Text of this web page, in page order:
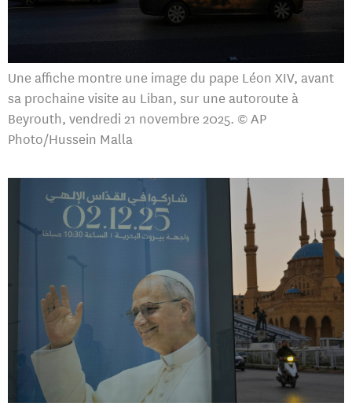
Une affiche montre une image du pape Léon XIV, avant
sa prochaine visite au Liban, sur une autoroute à
Beyrouth, vendredi 21 novembre 2025. © AP
Photo/Hussein Malla